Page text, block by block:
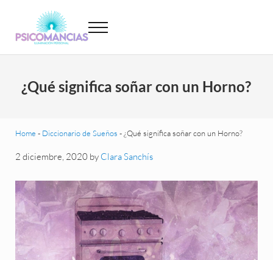
Psicomancias
Menu
¿Qué significa soñar con un Horno?
Home - Diccionario de Sueños -¿Qué significa soñar con un Horno?
2 diciembre, 2020 by Clara Sanchís